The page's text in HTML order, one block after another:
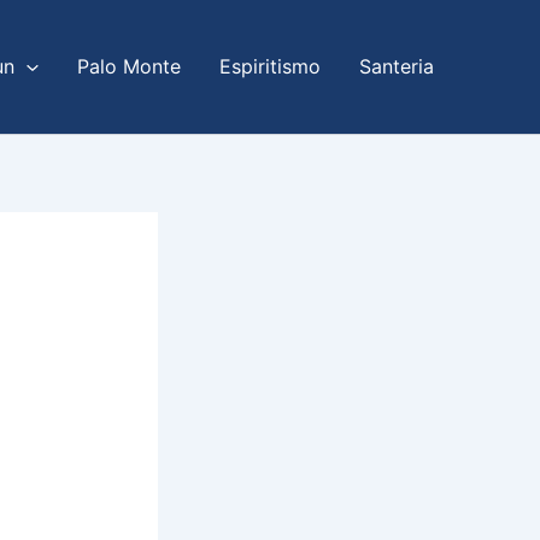
Palo Monte Espiritismo Santeria